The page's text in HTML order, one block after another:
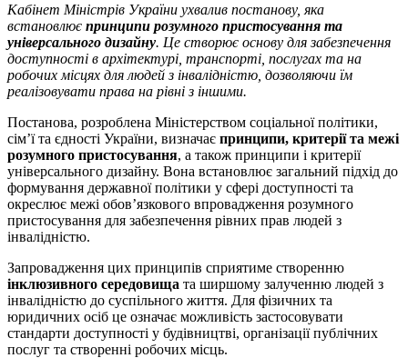
Кабінет Міністрів України ухвалив постанову, яка
встановлює принципи розумного пристосування та
універсального дизайну. Це створює основу для забезпечення
доступності в архітектурі, транспорті, послугах та на
робочих місцях для людей з інвалідністю, дозволяючи їм
реалізовувати права на рівні з іншими.
Постанова, розроблена Міністерством соціальної політики,
сім’ї та єдності України, визначає принципи, критерії та межі
розумного пристосування, а також принципи і критерії
універсального дизайну. Вона встановлює загальний підхід до
формування державної політики у сфері доступності та
окреслює межі обов’язкового впровадження розумного
пристосування для забезпечення рівних прав людей з
інвалідністю.
Запровадження цих принципів сприятиме створенню
інклюзивного середовища та ширшому залученню людей з
інвалідністю до суспільного життя. Для фізичних та
юридичних осіб це означає можливість застосовувати
стандарти доступності у будівництві, організації публічних
послуг та створенні робочих місць.